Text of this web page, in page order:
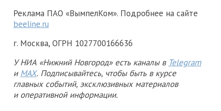
Реклама ПАО «ВымпелКом». Подробнее на сайте
beeline.ru
г. Москва, ОГРН 1027700166636
У НИА «Нижний Новгород» есть каналы в Telegram
и MAX. Подписывайтесь, чтобы быть в курсе
главных событий, эксклюзивных материалов
и оперативной информации.